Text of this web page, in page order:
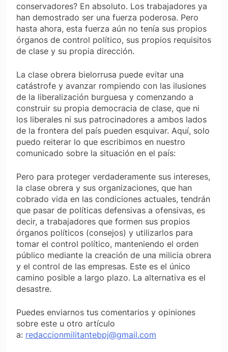
conservadores? En absoluto. Los trabajadores ya
han demostrado ser una fuerza poderosa. Pero
hasta ahora, esta fuerza aún no tenía sus propios
órganos de control político, sus propios requisitos
de clase y su propia dirección.
La clase obrera bielorrusa puede evitar una
catástrofe y avanzar rompiendo con las ilusiones
de la liberalización burguesa y comenzando a
construir su propia democracia de clase, que ni
los liberales ni sus patrocinadores a ambos lados
de la frontera del país pueden esquivar. Aquí, solo
puedo reiterar lo que escribimos en nuestro
comunicado sobre la situación en el país:
Pero para proteger verdaderamente sus intereses,
la clase obrera y sus organizaciones, que han
cobrado vida en las condiciones actuales, tendrán
que pasar de políticas defensivas a ofensivas, es
decir, a trabajadores que formen sus propios
órganos políticos (consejos) y utilizarlos para
tomar el control político, manteniendo el orden
público mediante la creación de una milicia obrera
y el control de las empresas. Este es el único
camino posible a largo plazo. La alternativa es el
desastre.
Puedes enviarnos tus comentarios y opiniones
sobre este u otro artículo
a: redaccionmilitantebpj@gmail.com